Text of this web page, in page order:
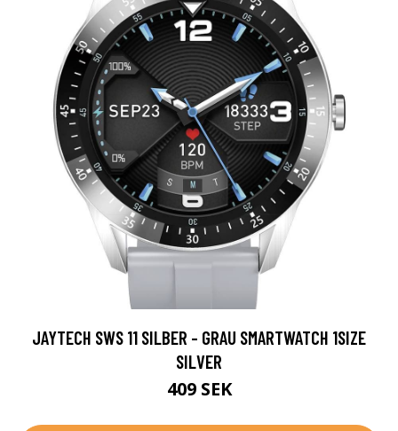
JAYTECH SWS 11 SILBER - GRAU SMARTWATCH 1SIZE
SILVER
409 SEK